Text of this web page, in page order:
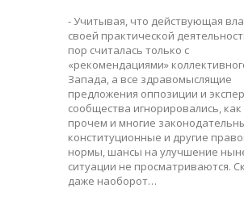
- Учитывая, что действующая
своей практической
пор считалась только с
«рекомендациями»
Запада, а все здравомыслящие
предложения оппозиции и
сообщества игнорировались, как
прочем и многие
конституционные и другие
нормы, шансы на улучшение
ситуации не просматриваются.
даже наоборот…